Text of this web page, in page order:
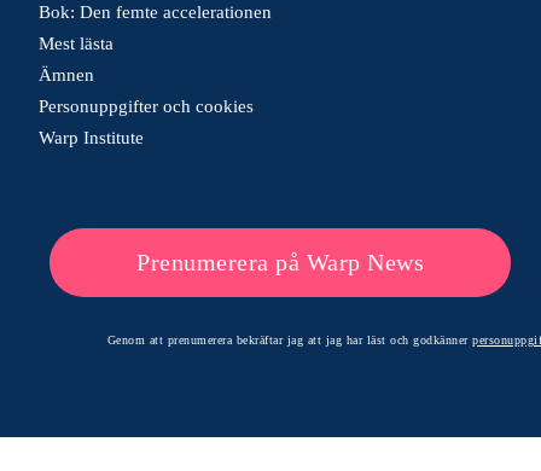
Bok: Den femte accelerationen
Mest lästa
Ämnen
Personuppgifter och cookies
Warp Institute
Prenumerera på Warp News
Genom att prenumerera bekräftar jag att jag har läst och godkänner